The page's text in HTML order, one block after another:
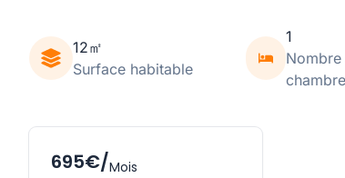
12㎡
Surface habitable
1
Nombre
695€/Mois